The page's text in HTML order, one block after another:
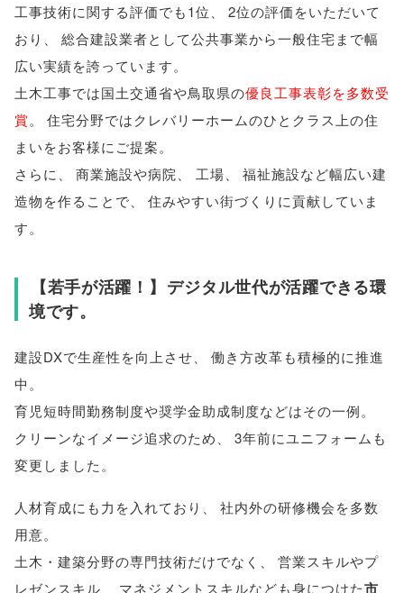
工事技術に関する評価でも1位
2位の評価をいただいて
おり
総合建設業者として公共事業から一般住宅まで幅
広い実績を誇っています。
土木工事では国土交通省や鳥取県の優良工事表彰を多数受
賞。
住宅分野ではクレバリーホームのひとクラス上の住
まいをお客様にご提案。
さらに
商業施設や病院 工場
福祉施設など幅広い建
造物を作ることで
住みやすい街づくりに貢献していま
す。
【若手が活躍！ 】 デジタル世代が活躍できる環
境です。
建設DXで生産性を向上させ
働き方改革も積極的に推進
中 。
育児短時間勤務制度や奨学金助成制度などはその一例。
クリーンなイメージ追求のため
3年前にユニフォームも
変更しました 。
人材育成にも力を入れており
社内外の研修機会を多数
用意。
土木・建築分野の専門技術だけでなく
営業スキルやプ
レゼンスキル
マネジメントスキルなども身につけた市